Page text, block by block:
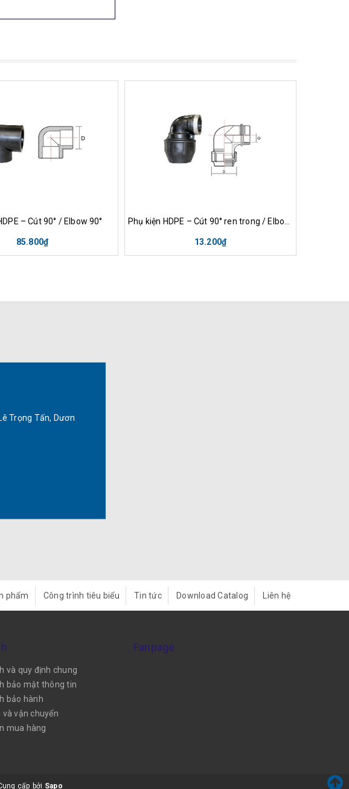
– Cút 90° / Elbow 90°
85.800₫ 13.200₫
Trọng Tấn, Dươn
phẩm Công trình tiêu biểu Tin tức Download Catalog Liên hệ
và quy định chung
bảo mật thông tin
bảo hành
và vận chuyển
mua hàng
Fanpage
cấp bởi Sapo